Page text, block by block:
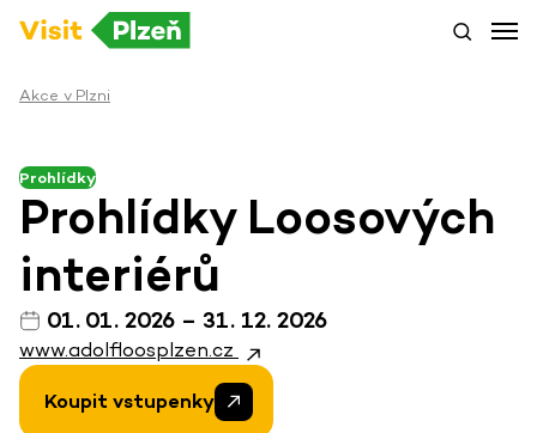
Akce v Plzni
Prohlídky
Prohlídky Loosových
interiérů
01. 01. 2026 – 31. 12. 2026
www.adolfloosplzen.cz
Koupit vstupenky